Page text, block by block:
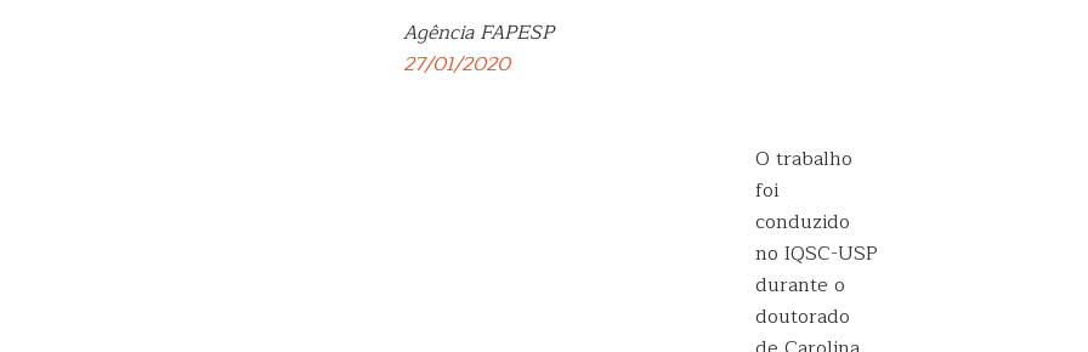
Agência FAPESP
27/01/2020
O trabalho
foi
conduzido
no IQSC-USP
durante o
doutorado